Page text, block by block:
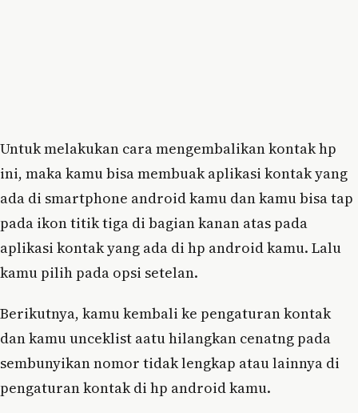
Untuk melakukan cara mengembalikan kontak hp
ini, maka kamu bisa membuak aplikasi kontak yang
ada di smartphone android kamu dan kamu bisa tap
pada ikon titik tiga di bagian kanan atas pada
aplikasi kontak yang ada di hp android kamu. Lalu
kamu pilih pada opsi setelan.
Berikutnya, kamu kembali ke pengaturan kontak
dan kamu unceklist aatu hilangkan cenatng pada
sembunyikan nomor tidak lengkap atau lainnya di
pengaturan kontak di hp android kamu.